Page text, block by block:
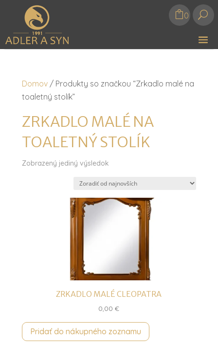
0 U
Domov/ Produkty so značkou “Zrkadlo malé na
toaletný stolík”
ZRKADLO MALÉ NA
TOALETNÝ STOLÍK
Zobrazený jediný výsledok
ZRKADLO MALÉ CLEOPATRA
0,00€
Pridať do nákupného zoznamu